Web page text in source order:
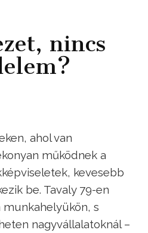
nincs
ahol van
működnek a
kevesebb
be. Tavaly 79-en
s
nagyvállalatoknál –